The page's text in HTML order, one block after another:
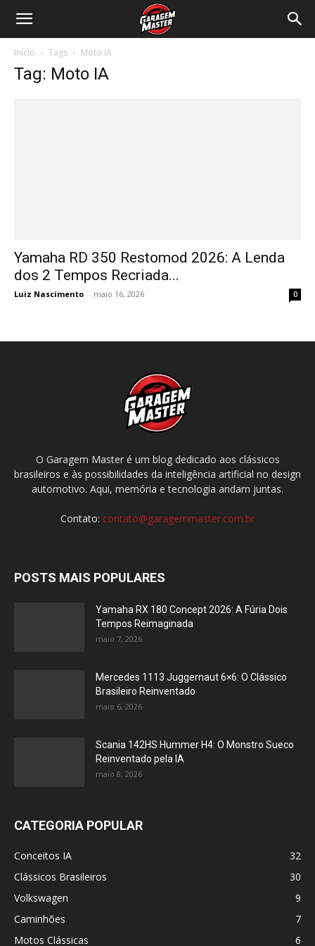
Garagem
Início Tags Moto IA
Tag: Moto IA
Yamaha RD 350 Restomod 2026: A Lenda
dos 2 Tempos Recriada...
Luiz Nascimento - maio 16, 2026 0
O Garagem Master é um blog dedicado aos clássicos
brasileiros e às possibilidades da inteligência artificial no design
automotivo. Aqui, memória e tecnologia andam juntas.
Contato: contato@garagemmaster.com.br
POSTS MAIS POPULARES
Yamaha RX 180 Concept 2026: A Fúria Dois
Tempos Reimaginada
maio 7, 2026
Mercedes 1113 Juggernaut 6×6: O Clássico
Brasileiro Reinventado
maio 6, 2026
Scania 142HS Hummer H4: O Monstro Sueco
Reinventado pela IA
maio 8, 2026
CATEGORIA POPULAR
Conceitos IA
32
Clássicos Brasileiros
30
Volkswagen
9
Caminhões
7
Motos Clássicas
6